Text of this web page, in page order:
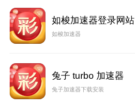
如梭加速器登录网站
如梭加速器
兔子 turbo 加速器
兔子加速器下载安装